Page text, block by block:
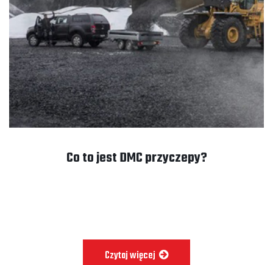
Co to jest DMC przyczepy?
Czytaj więcej